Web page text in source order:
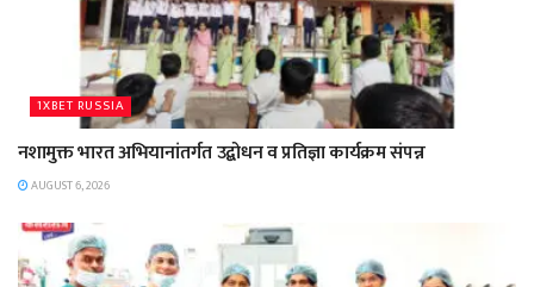
1XBET RUSSIA
नशामुक्त भारत अभियानांतर्गत उद्बोधन व प्रतिज्ञा कार्यक्रम संपन्न
AUGUST 6, 2026